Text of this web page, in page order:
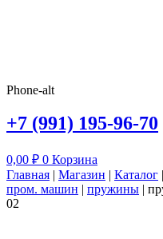
Phone-alt
+7 (991) 195-96-70
0,00 ₽ 0 Корзина
Главная | Магазин | Каталог |
пром. машин | пружины |
02